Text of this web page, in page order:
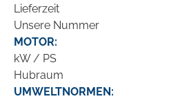
Lieferzeit
Unsere Nummer
MOTOR:
kW / PS
Hubraum
UMWELTNORMEN: